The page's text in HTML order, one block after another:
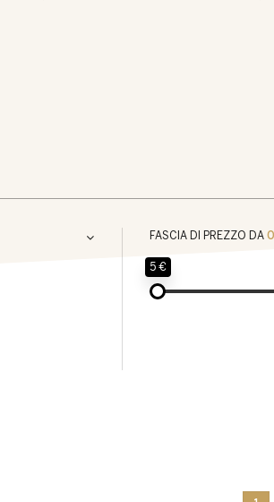
FASCIA DI PREZZO DA
5 €